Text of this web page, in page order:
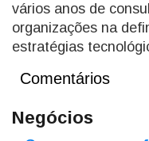
vários anos de
organizações na
estratégias
Comentários
Negócios